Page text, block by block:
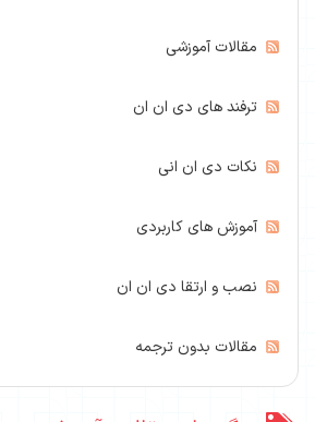
مقالات آموزشی
ترفند های دی ان ان
نکات دی ان انی
آموزش های کاربردی
نصب و ارتقا دی ان ان
مقالات بدون ترجمه